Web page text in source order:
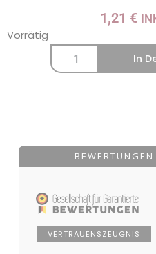
1,21 €
Vorrätig
In
VERTRAUENSZEUGNIS